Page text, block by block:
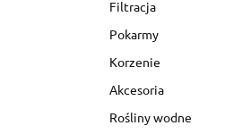
Filtracja
Pokarmy
Korzenie
Akcesoria
Rośliny wodne